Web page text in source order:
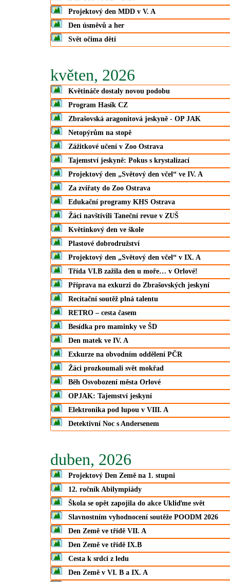
Projektový den MDD v V. A
Den úsměvů a her
Svět očima dětí
květen, 2026
Květináče dostaly novou podobu
Program Hasík CZ
Zbrašovská aragonitová jeskyně - OP JAK
Netopýrům na stopě
Zážitkové učení v Zoo Ostrava
Tajemství jeskyně: Pokus s krystalizací
Projektový den „Světový den včel“ ve IV. A
Za zvířaty do Zoo Ostrava
Edukační programy KHS Ostrava
Žáci navštívili Taneční revue v ZUŠ
Květinkový den ve škole
Plastové dobrodružství
Projektový den „Světový den včel“ v IX. A
Třída VI.B zažila den u moře… v Orlové!
Příprava na exkurzi do Zbrašovských jeskyní
Recitační soutěž plná talentu
RETRO – cesta časem
Besídka pro maminky ve ŠD
Den matek ve IV. A
Exkurze na obvodním oddělení PČR
Žáci prozkoumali svět mokřad
Běh Osvobození města Orlové
OPJAK: Tajemství jeskyní
Elektronika pod lupou v VIII. A
Detektivní Noc s Andersenem
duben, 2026
Projektový Den Země na 1. stupni
12. ročník Abilympiády
Škola se opět zapojila do akce Ukliďme svět
Slavnostním vyhodnocení soutěže POODM 2026
Den Země ve třídě VII. A
Den Země ve třídě IX.B
Cesta k srdci z ledu
Den Země v VI. B a IX. A